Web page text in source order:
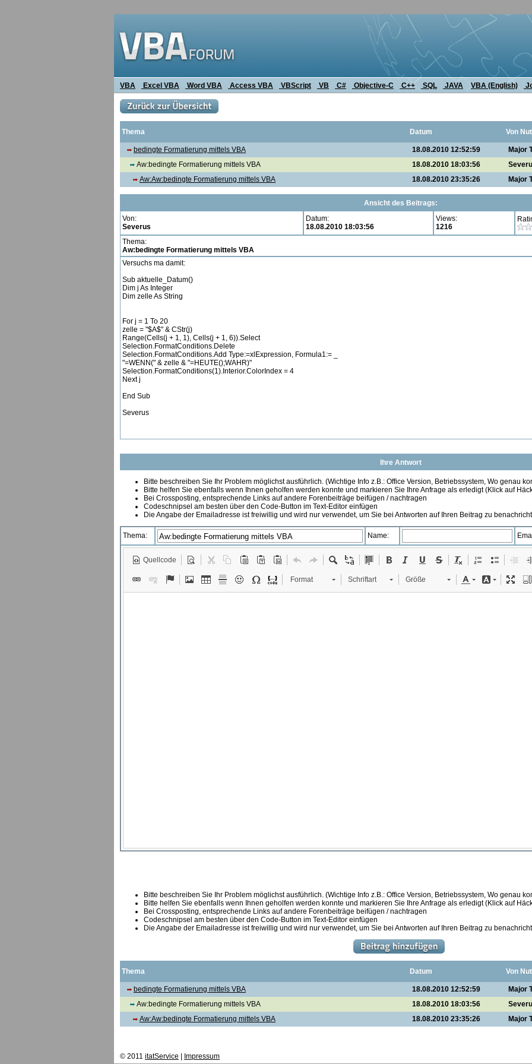
VBA Excel VBA Word VBA Access VBA VBScript VB C# Objective-C C++ SQL JAVA VBA (English)
Thema Datum Von
bedingte Formatierung mittels VBA 18.08.2010 12:52:59
Major
Aw:bedingte Formatierung mittels VBA
18.08.2010 18:03:56
Aw:Aw:bedingte Formatierung mittels VBA
18.08.2010 23:35:26 Major
Ansicht des Beitrags:
Von:
Severus
Datum:
18.08.2010 18:03:56
Views:
1216
Thema:
Aw:bedingte Formatierung mittels VBA
Versuchs ma damit:
Sub aktuelle_Datum()
Dim j As Integer
Dim zelle As String
For j = 1 To 20
zelle = "$A$" & CStr(j)
Range(Cells(j + 1, 1), Cells(j + 1, 6)).Select
Selection.FormatConditions.Delete
Selection.FormatConditions.Add Type:=xlExpression, Formula1:= _
"=WENN(" & zelle & "=HEUTE();WAHR)"
Selection.FormatConditions(1).Interior.ColorIndex = 4
Next j
End Sub
Severus
Ihre Antwort
Bitte beschreiben Sie Ihr Problem möglichst ausführlich. (Wichtige Info z.B.: Office Version, Betriebssystem, Wo genau
Bitte helfen Sie ebenfalls wenn Ihnen geholfen werden konnte und markieren Sie Ihre Anfrage als erledigt (Klick auf
Bei Crossposting, entsprechende Links auf andere Forenbeiträge beifügen / nachtragen
Codeschnipsel am besten über den Code-Button im Text-Editor einfügen
Die Angabe der Emailadresse ist freiwillig und wird nur verwendet, um Sie bei Antworten auf Ihren Beitrag zu
Thema: Name:
Quellcode
Format Schriftart Größe
Bitte beschreiben Sie Ihr Problem möglichst ausführlich. (Wichtige Info z.B.: Office Version, Betriebssystem, Wo genau
Bitte helfen Sie ebenfalls wenn Ihnen geholfen werden konnte und markieren Sie Ihre Anfrage als erledigt (Klick auf
Bei Crossposting, entsprechende Links auf andere Forenbeiträge beifügen / nachtragen
Codeschnipsel am besten über den Code-Button im Text-Editor einfügen
Die Angabe der Emailadresse ist freiwillig und wird nur verwendet, um Sie bei Antworten auf Ihren Beitrag zu
Thema Datum Von
bedingte Formatierung mittels VBA 18.08.2010 12:52:59
Major
Aw:bedingte Formatierung mittels VBA
18.08.2010 18:03:56
Aw:Aw:bedingte Formatierung mittels VBA
18.08.2010 23:35:26 Major
© 2011 itatService Impressum